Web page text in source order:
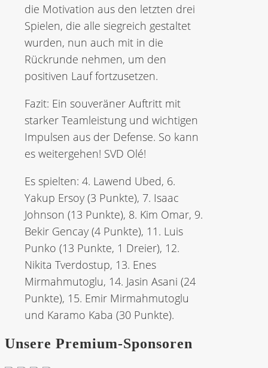
die Motivation aus den letzten drei
Spielen, die alle siegreich gestaltet
wurden, nun auch mit in die
Rückrunde nehmen, um den
positiven Lauf fortzusetzen.
Fazit: Ein souveräner Auftritt mit
starker Teamleistung und wichtigen
Impulsen aus der Defense. So kann
es weitergehen! SVD Olé!
Es spielten: 4. Lawend Ubed, 6.
Yakup Ersoy (3 Punkte), 7. Isaac
Johnson (13 Punkte), 8. Kim Omar, 9.
Bekir Gencay (4 Punkte), 11. Luis
Punko (13 Punkte, 1 Dreier), 12.
Nikita Tverdostup, 13. Enes
Mirmahmutoglu, 14. Jasin Asani (24
Punkte), 15. Emir Mirmahmutoglu
und Karamo Kaba (30 Punkte).
Unsere Premium-Sponsoren